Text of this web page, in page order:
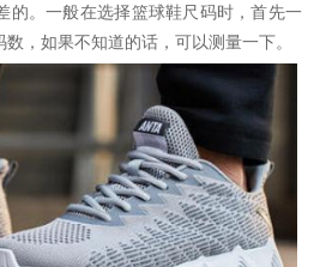
的。一般在选择篮球鞋尺码时，首先一
，如果不知道的话，可以测量一下。